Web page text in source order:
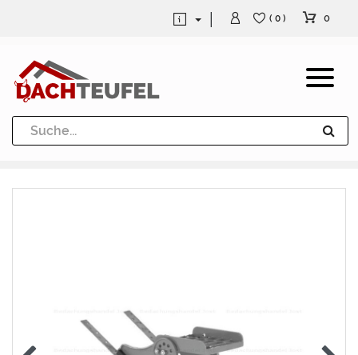
Dachrinne und Fallrohre
Werkzeuge und Löttechnik
( 0 ) 0